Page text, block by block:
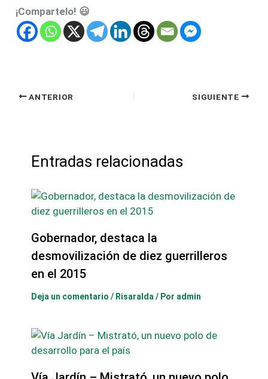
¡Compartelo! 😃
ANTERIOR SIGUIENTE
Entradas relacionadas
Gobernador, destaca la
desmovilización de diez guerrilleros
en el 2015
Deja un comentario / Risaralda / Por admin